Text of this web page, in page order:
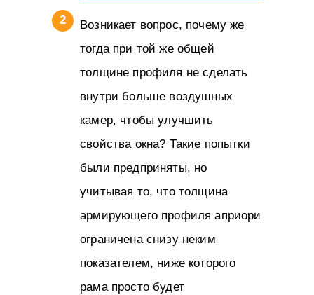
Возникает вопрос, почему же
тогда при той же общей
толщине профиля не сделать
внутри больше воздушных
камер, чтобы улучшить
свойства окна? Такие попытки
были предприняты, но
учитывая то, что толщина
армирующего профиля априори
ограничена снизу неким
показателем, ниже которого
рама просто будет